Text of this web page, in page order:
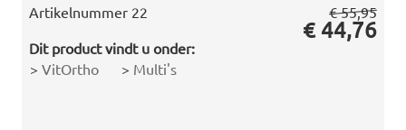
Artikelnummer 22
Dit product vindt u onder:
> VitOrtho > Multi's
€ 55,95
€ 44,76